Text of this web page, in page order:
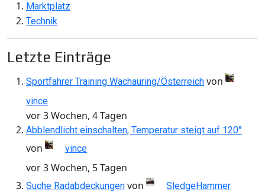
Marktplatz
Technik
Letzte Einträge
Sportfahrer Training Wachauring/Österreich von
vince
vor 3 Wochen, 4 Tagen
Abblendlicht einschalten, Temperatur steigt auf 120°
von vince
vor 3 Wochen, 5 Tagen
Suche Radabdeckungen von SledgeHammer